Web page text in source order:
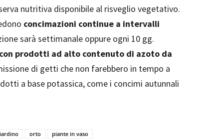
nutritiva disponibile al risveglio vegetativo.
concimazioni continue a intervalli
sarà settimanale oppure ogni 10 gg.
prodotti ad alto contenuto di azoto da
di getti che non farebbero in tempo a
a base potassica, come i concimi autunnali
orto piante in vaso